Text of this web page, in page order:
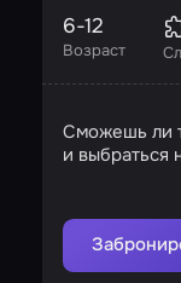
Возраст
6-12
Сможешь ли
и выбраться